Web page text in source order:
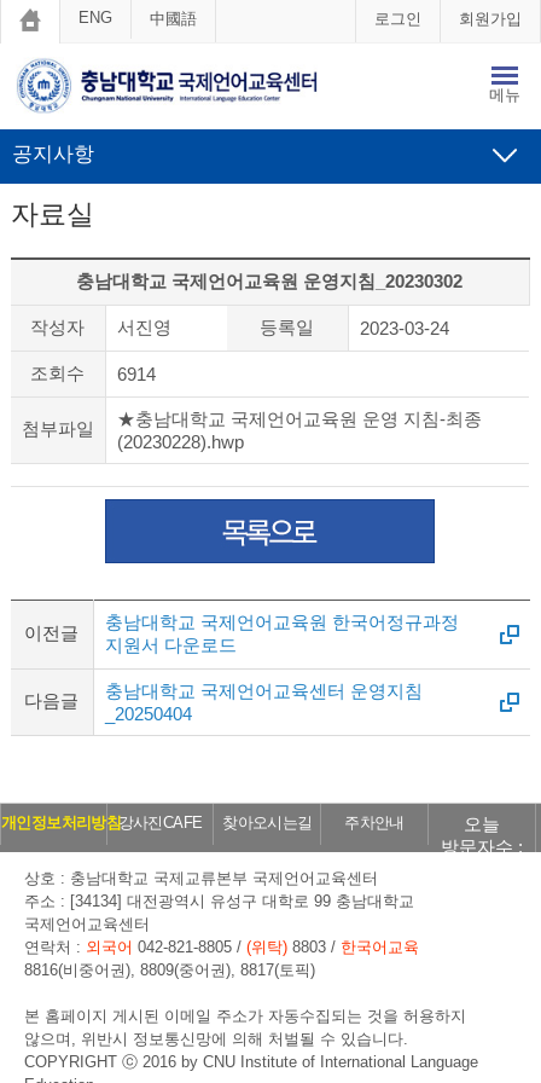
ENG 中國語 로그인 회원가입
메뉴
공지사항
자료실
충남대학교 국제언어교육원 운영지침_20230302
작성자 서진영 등록일 2023-03-24
조회수 6914
첨부파일
★충남대학교 국제언어교육원 운영 지침-최종
(20230228).hwp
이전글
충남대학교 국제언어교육원 한국어정규과정
지원서 다운로드
다음글
충남대학교 국제언어교육센터 운영지침
_20250404
개인정보처리방침강사진CAFE 찾아오시는길 주차안내
오늘
방문자수 :
상호 : 충남대학교 국제교류본부 국제언어교육센터
주소 : [34134] 대전광역시 유성구 대학로 99 충남대학교
국제언어교육센터
연락처 : 외국어 042-821-8805 / (위탁) 8803 / 한국어교육
8816(비중어권), 8809(중어권), 8817(토픽)
본 홈페이지 게시된 이메일 주소가 자동수집되는 것을 허용하지
않으며, 위반시 정보통신망에 의해 처벌될 수 있습니다.
COPYRIGHT ⓒ 2016 by CNU Institute of International Language